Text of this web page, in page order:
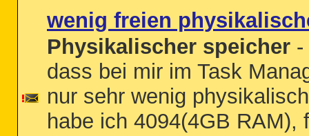
wenig freien
Physikalischer speicher -
dass bei mir im Task
nur sehr wenig
habe ich 4094(4GB